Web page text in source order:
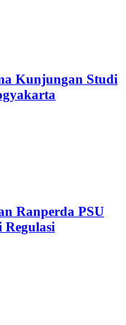
Kunjungan Studi
Ranperda PSU
Regulasi